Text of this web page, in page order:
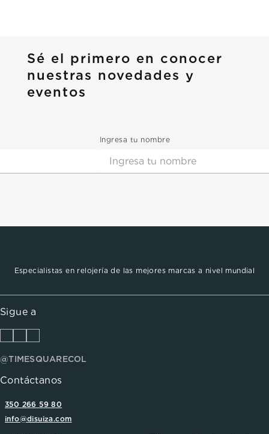
Sé el primero en conocer
nuestras novedades y
eventos
Ingresa tu nombre
Especialistas en relojería de las mejores marcas a nivel mundial
Sigue a
@TIMESQUARECOL
Contáctanos
350 266 59 80
info@disuiza.com